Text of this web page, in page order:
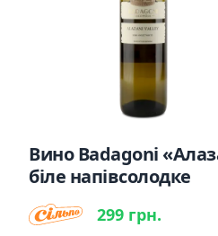
Вино Badagoni
біле напівсолодке
299 грн.